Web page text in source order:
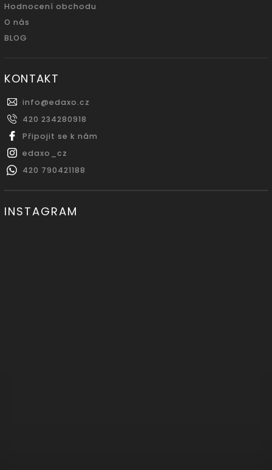
Hodnocení obchodu
O nás
BLOG
KONTAKT
info@edaxo.cz
420 234280918
Připojit se k nám
edaxo_cz
420 790421188
INSTAGRAM